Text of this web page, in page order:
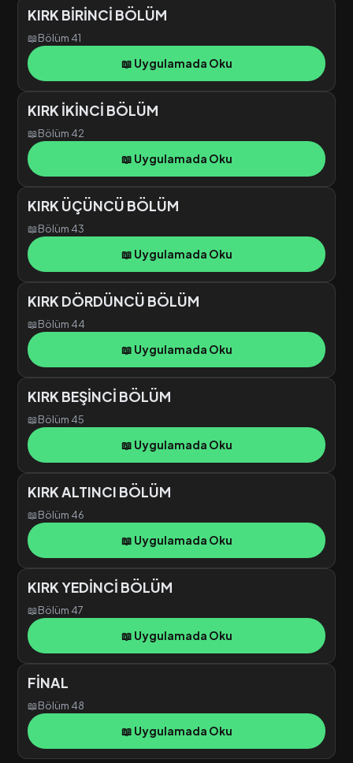
KIRK BİRİNCİ BÖLÜM
📖Bölüm 41
📖 Uygulamada Oku
KIRK İKİNCİ BÖLÜM
📖Bölüm 42
📖 Uygulamada Oku
KIRK ÜÇÜNCÜ BÖLÜM
📖Bölüm 43
📖 Uygulamada Oku
KIRK DÖRDÜNCÜ BÖLÜM
📖Bölüm 44
📖 Uygulamada Oku
KIRK BEŞİNCİ BÖLÜM
📖Bölüm 45
📖 Uygulamada Oku
KIRK ALTINCI BÖLÜM
📖Bölüm 46
📖 Uygulamada Oku
KIRK YEDİNCİ BÖLÜM
📖Bölüm 47
📖 Uygulamada Oku
FİNAL
📖Bölüm 48
📖 Uygulamada Oku